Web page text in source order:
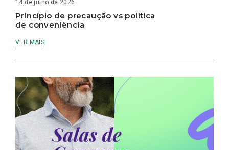
14 de julho de 2026
Princípio de precaução vs política
de conveniência
VER MAIS